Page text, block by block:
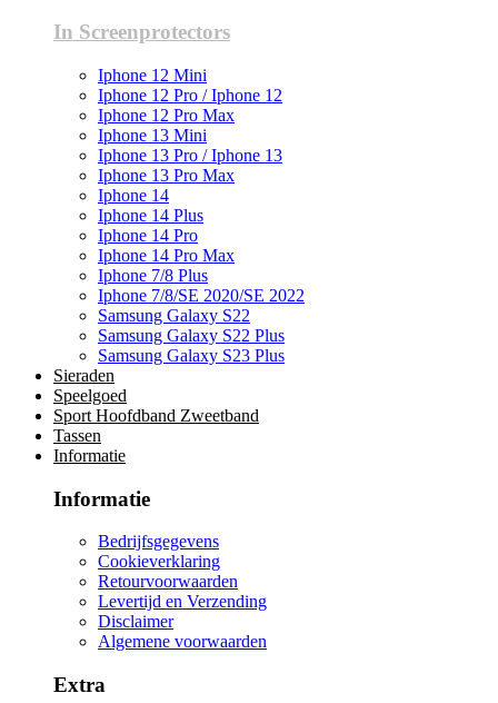
In Screenprotectors
Iphone 12 Mini
Iphone 12 Pro / Iphone 12
Iphone 12 Pro Max
Iphone 13 Mini
Iphone 13 Pro / Iphone 13
Iphone 13 Pro Max
Iphone 14
Iphone 14 Plus
Iphone 14 Pro
Iphone 14 Pro Max
Iphone 7/8 Plus
Iphone 7/8/SE 2020/SE 2022
Samsung Galaxy S22
Samsung Galaxy S22 Plus
Samsung Galaxy S23 Plus
Sieraden
Speelgoed
Sport Hoofdband Zweetband
Tassen
Informatie
Informatie
Bedrijfsgegevens
Cookieverklaring
Retourvoorwaarden
Levertijd en Verzending
Disclaimer
Algemene voorwaarden
Extra